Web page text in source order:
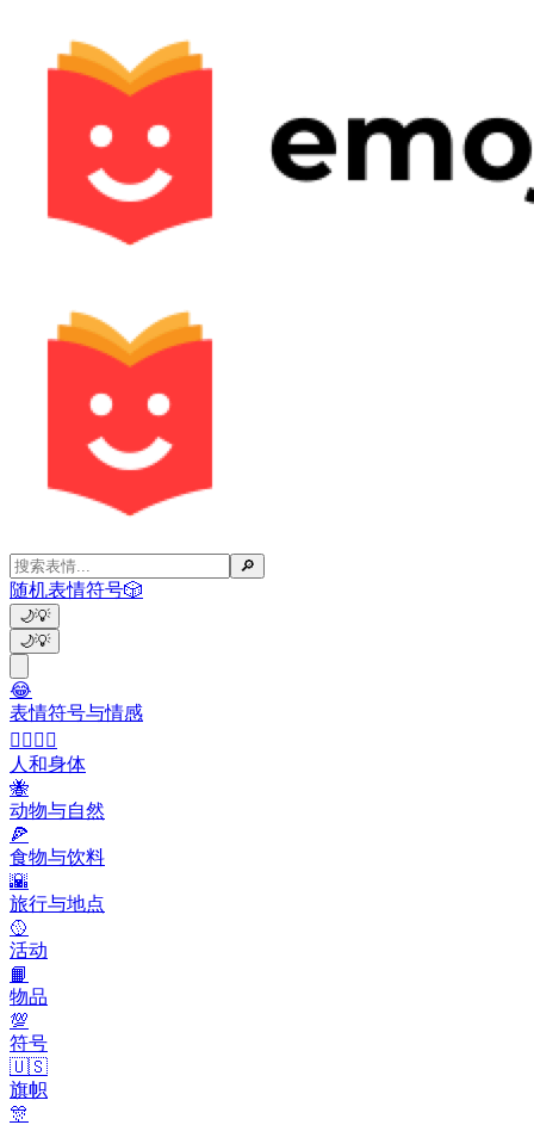
🔎
随机表情符号🎲
🌙💡
🌙💡
😂
表情符号与情感
👩‍❤️‍💋‍👨
人和身体
🐝
动物与自然
🍕
食物与饮料
🌇
旅行与地点
🥎
活动
📙
物品
💯
符号
🇺🇸
旗帜
🎊